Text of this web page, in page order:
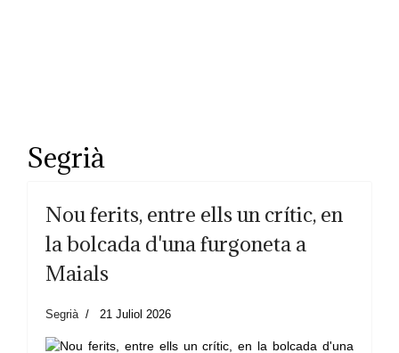
Segrià
Nou ferits, entre ells un crític, en
la bolcada d'una furgoneta a
Maials
Segrià 21 Juliol 2026